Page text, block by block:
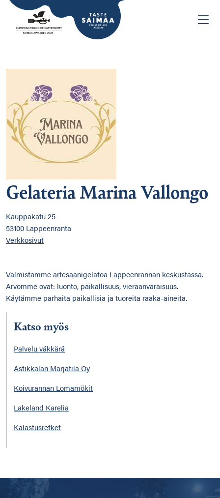
Gelateria Marina Vallongo
Kauppakatu 25
53100 Lappeenranta
Verkkosivut
Valmistamme artesaanigelatoa Lappeenrannan keskustassa.
Arvomme ovat: luonto, paikallisuus, vieraanvaraisuus.
Käytämme parhaita paikallisia ja tuoreita raaka-aineita.
Katso myös
Palvelu väkkärä
Astikkalan Marjatila Oy
Koivurannan Lomamökit
Lakeland Karelia
Kalastusretket